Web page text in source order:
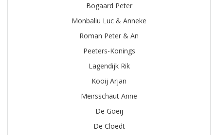
Bogaard Peter
Monbaliu Luc & Anneke
Roman Peter & An
Peeters-Konings
Lagendijk Rik
Kooij Arjan
Meirsschaut Anne
De Goeij
De Cloedt